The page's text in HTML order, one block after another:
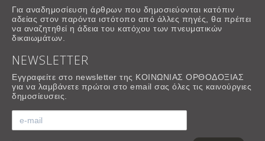
Για αναδημοσίευση άρθρων που δημοσιεύονται κατόπιν
αδείας στον παρόντα ιστότοπο από άλλες πηγές, θα πρέπει
να αναζητηθεί η άδεια του κατόχου των πνευματικών
δικαιωμάτων.
NEWSLETTER
Εγγραφείτε στο newsletter της ΚΟΙΝΩΝΙΑΣ ΟΡΘΟΔΟΞΙΑΣ
για να λαμβάνετε πρώτοι στο email σας όλες τις καινούργιες
δημοσίευσεις.